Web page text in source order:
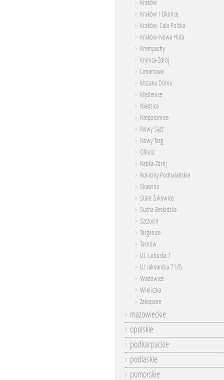
Kraków
Kraków I Okolice
Kraków, Cała Polska
Kraków-Nowa Huta
Krempachy
Krynica-Zdrój
Limanowa
Mszana Dolna
Myślenice
Niedzica
Niepołomice
Nowy Sącz
Nowy Targ
Olkusz
Rabka-Zdrój
Rokiciny Podhalańskie
Skawina
Stare Żukowice
Sucha Beskidzka
Szczucin
Targanice
Tarnów
Ul. Lubuska 1
Ul.rakowicka 71/5
Wadowice
Wieliczka
Zakopane
mazowieckie
opolskie
podkarpackie
podlaskie
pomorskie